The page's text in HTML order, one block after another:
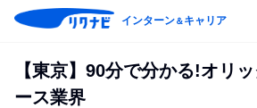
インターン＆キャリア
【東京】90分で分かる!オリ
ース業界